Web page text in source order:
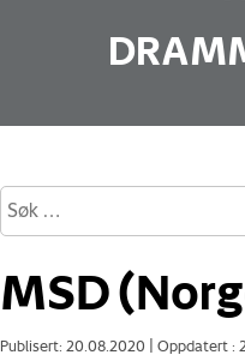
MSD
Publisert: 20.08.2020 Oppdatert :